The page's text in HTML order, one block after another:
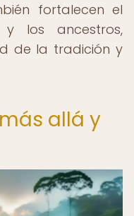
fortalecen el
los ancestros,
de la tradición y
allá y